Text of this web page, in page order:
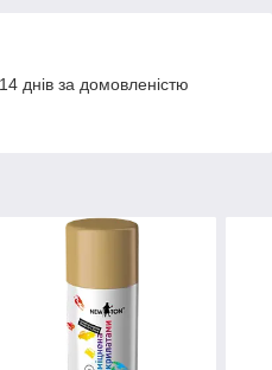
днів за домовленістю